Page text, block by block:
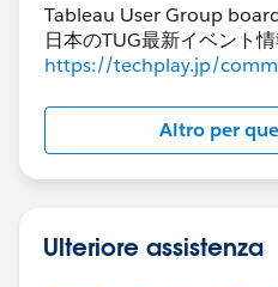
Tableau User Group
日本のTUG最新イベント情
https://techplay.jp/
Altro per
Ulteriore assistenza